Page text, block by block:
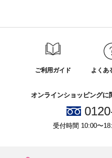
ご利用ガイド よくあ
オンラインショッピングに
受付時間 10:00〜